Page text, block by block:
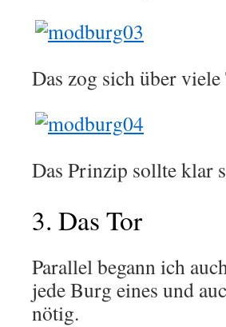
Das zog sich über
Das Prinzip sollte klar
3. Das Tor
Parallel begann ich
jede Burg eines und
nötig.